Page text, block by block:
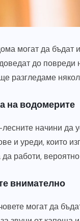
могат да бъдат
до повреди
разгледаме
на водомерите
начини да
и уреди, които
работи,
внимателно
могат да